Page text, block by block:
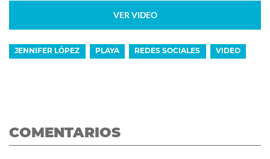
VER VIDEO
JENNIFER LÓPEZ PLAYA REDES SOCIALES VIDEO
COMENTARIOS